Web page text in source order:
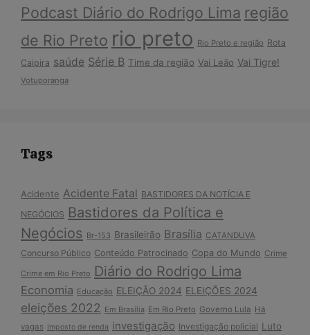
Podcast Diário do Rodrigo Lima região
de Rio Preto rio preto Rio Preto e região Rota
Caipira saúde Série B Time da região Vai Leão Vai Tigre!
Votuporanga
Tags
Acidente Acidente Fatal BASTIDORES DA NOTÍCIA E
NEGÓCIOS Bastidores da Política e
Negócios Br-153 Brasileirão Brasília CATANDUVA
Concurso Público Conteúdo Patrocinado Copa do Mundo Crime
Crime em Rio Preto Diário do Rodrigo Lima
Economia Educação ELEIÇÃO 2024 ELEIÇÕES 2024
eleições 2022 Em Brasília Em Rio Preto Governo Lula Há
vagas
Imposto de renda investigação Investigação policial Luto